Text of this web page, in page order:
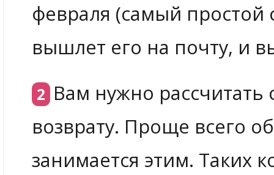
февраля (самый простой
вышлет его на почту, и
Вам нужно
возврату. Проще всего
занимается этим. Таких